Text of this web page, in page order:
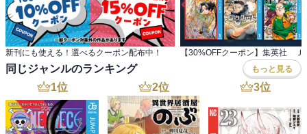
新刊にも使える！選べるクーポン配布中！
同じジャンルのランキング もっと見る
1位 2位 3位